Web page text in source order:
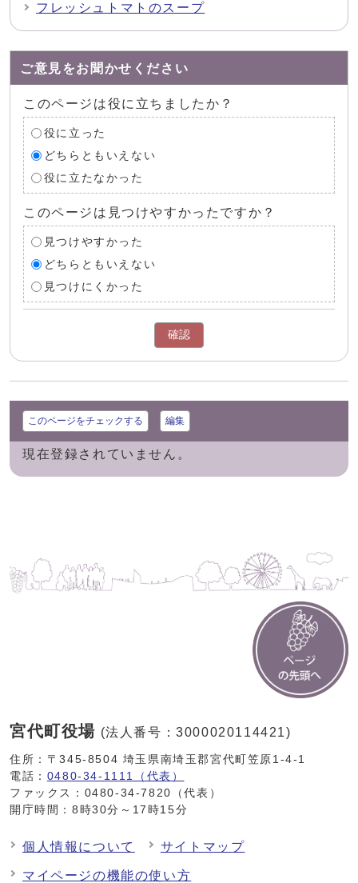
フレッシュトマトのスープ
ご意見をお聞かせください
このページは役に立ちましたか？
役に立った
どちらともいえない
役に立たなかった
このページは見つけやすかったですか？
見つけやすかった
どちらともいえない
見つけにくかった
確認
このページをチェックする 編集
現在登録されていません。
宮代町役場 (法人番号：3000020114421)
住所：〒345-8504 埼玉県南埼玉郡宮代町笠原1-4-1
電話： 0480-34-1111（代表）
ファックス：0480-34-7820（代表）
開庁時間：8時30分～17時15分
個人情報について サイトマップ
マイページの機能の使い方